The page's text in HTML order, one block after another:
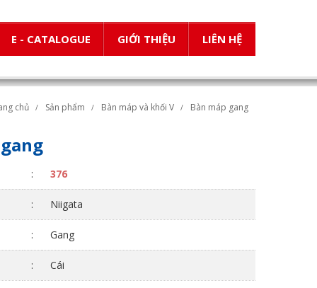
E - CATALOGUE GIỚI THIỆU LIÊN HỆ
chủ Sản phẩm Bàn máp và khối V Bàn máp gang
: 376
: Niigata
: Gang
: Cái